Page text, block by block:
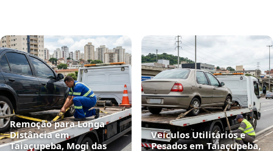
Remoção para Longa
Distância em
Taiaçupeba, Mogi das
Veículos Utilitários e
Pesados em Taiaçupeba,